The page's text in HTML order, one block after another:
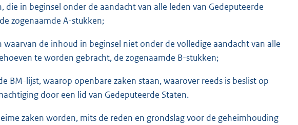
die in beginsel onder de aandacht van alle leden van Gedeputeerde
zogenaamde A-stukken;
de inhoud in beginsel niet onder de volledige aandacht van alle
te worden gebracht, de zogenaamde B-stukken;
BM-lijst, waarop openbare zaken staan, waarover reeds is beslist op
door een lid van Gedeputeerde Staten.
zaken worden, mits de reden en grondslag voor de geheimhouding